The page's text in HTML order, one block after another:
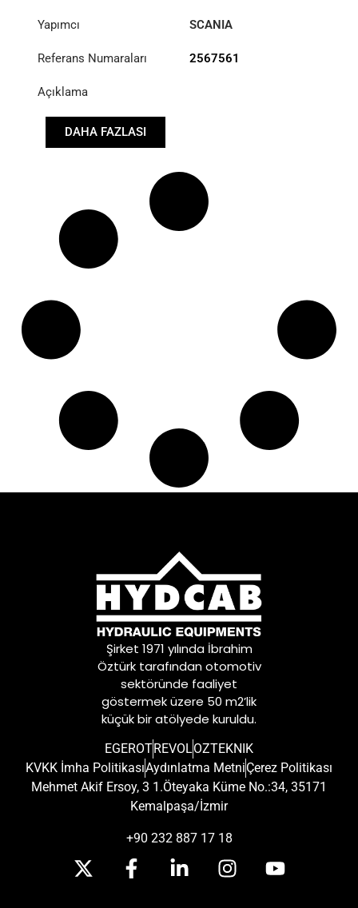
Yapımcı
SCANIA
Referans Numaraları 2567561
Açıklama
DAHA FAZLASI
Şirket 1971 yılında İbrahim
Öztürk tarafından otomotiv
sektöründe faaliyet
göstermek üzere 50 m2’lik
küçük bir atölyede kuruldu.
EGEROTREVOLOZTEKNIK
KVKK İmha PolitikasıAydınlatma MetniÇerez Politikası
Mehmet Akif Ersoy, 3 1.Öteyaka Küme No.:34, 35171
Kemalpaşa/İzmir
+90 232 887 17 18